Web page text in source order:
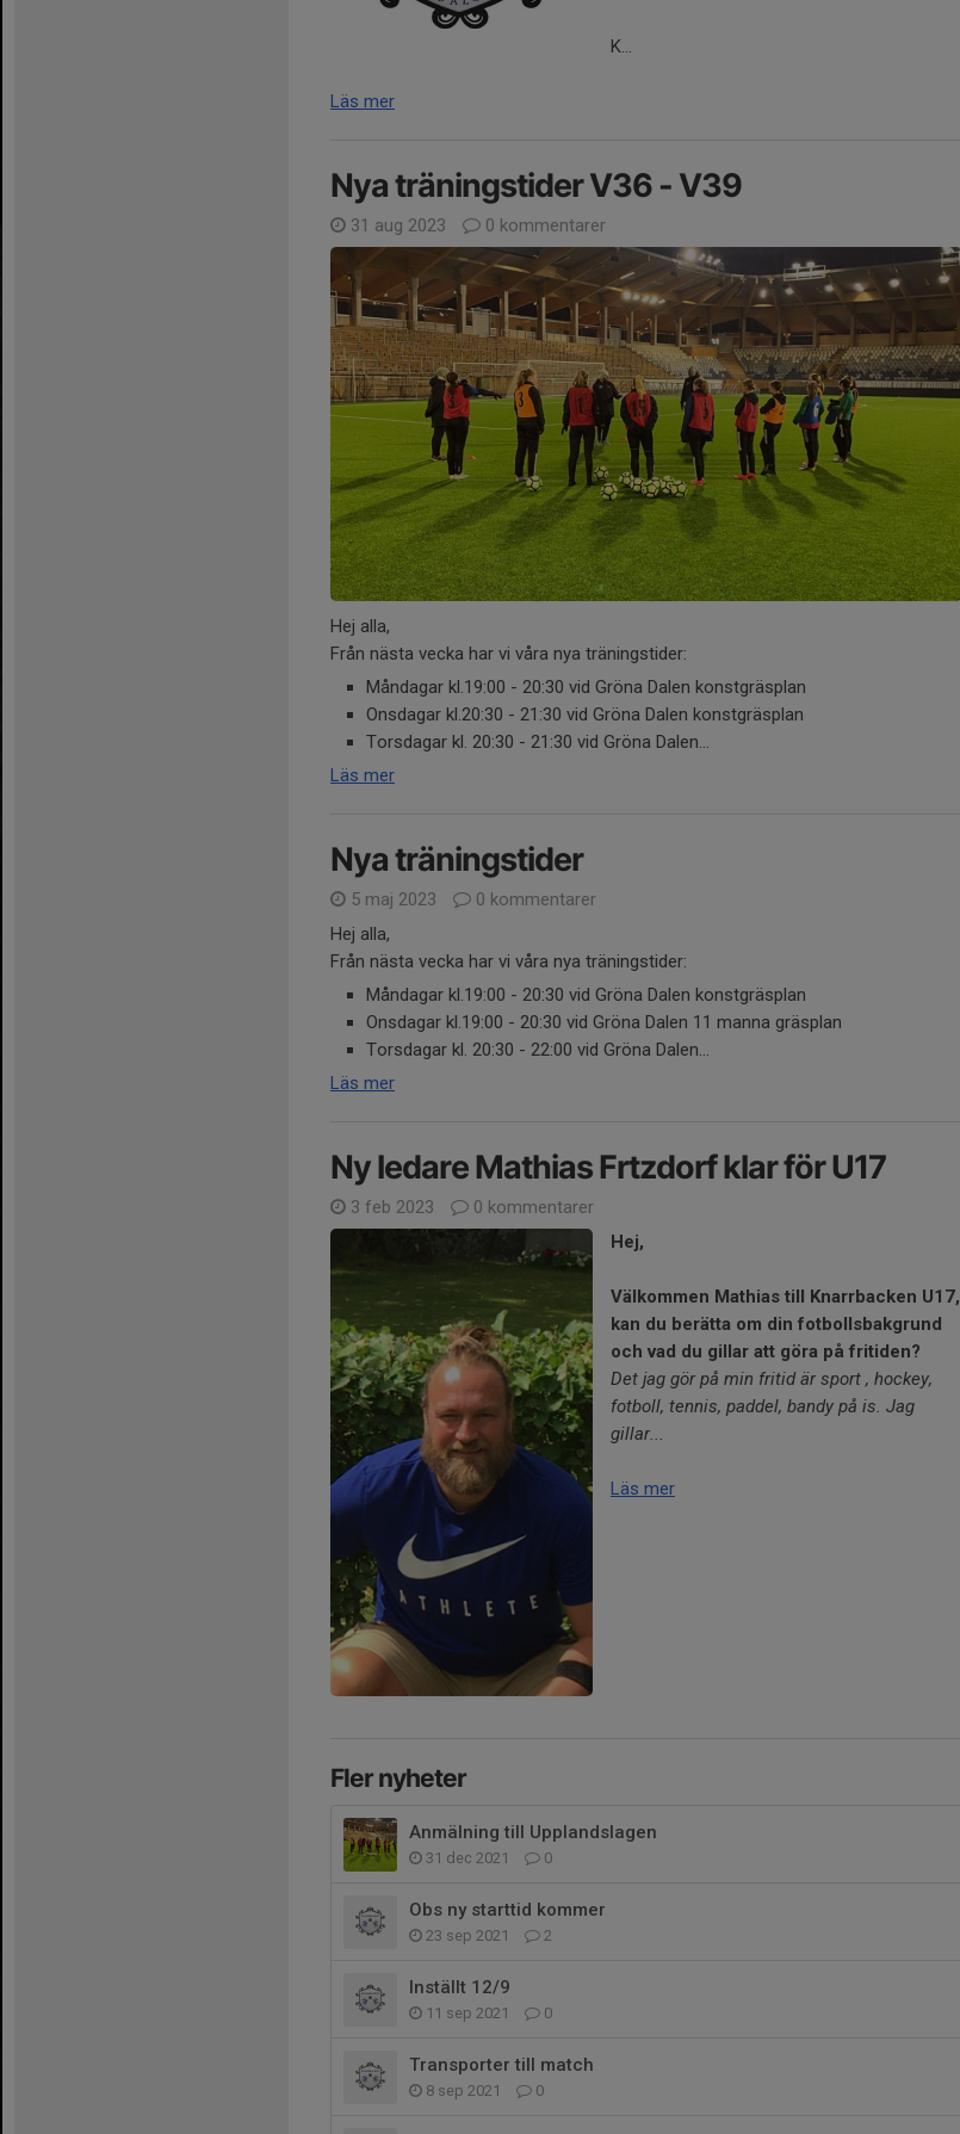
K...
Läs mer
Nya träningstider V36 - V39
31 aug 2023 0 kommentarer
Hej alla,
Från nästa vecka har vi våra nya träningstider:
Måndagar kl.19:00 - 20:30 vid Gröna Dalen konstgräsplan
Onsdagar kl.20:30 - 21:30 vid Gröna Dalen konstgräsplan
Torsdagar kl. 20:30 - 21:30 vid Gröna Dalen...
Läs mer
Nya träningstider
5 maj 2023
0 kommentarer
Hej alla,
Från nästa vecka har vi våra nya träningstider:
Måndagar kl.19:00 - 20:30 vid Gröna Dalen konstgräsplan
Onsdagar kl.19:00 - 20:30 vid Gröna Dalen 11 manna gräsplan
Torsdagar kl. 20:30 - 22:00 vid Gröna Dalen...
Läs mer
Ny ledare Mathias Frtzdorf klar för U17
3 feb 2023
0 kommentarer
Hej,
Välkommen Mathias till Knarrbacken U17,
kan du berätta om din fotbollsbakgrund
och vad du gillar att göra på fritiden?
Det jag gör på min fritid är sport , hockey,
fotboll, tennis, paddel, bandy på is. Jag
gillar...
Läs mer
Fler nyheter
Anmälning till Upplandslagen
31 dec 2021 0
Obs ny starttid kommer
23 sep 2021 2
Inställt 12/9
11 sep 2021 0
Transporter till match
8 sep 2021 0